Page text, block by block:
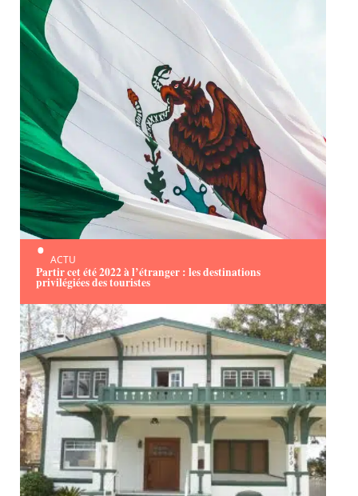
ACTU
Partir cet été 2022 à l’étranger : les destinations
privilégiées des touristes